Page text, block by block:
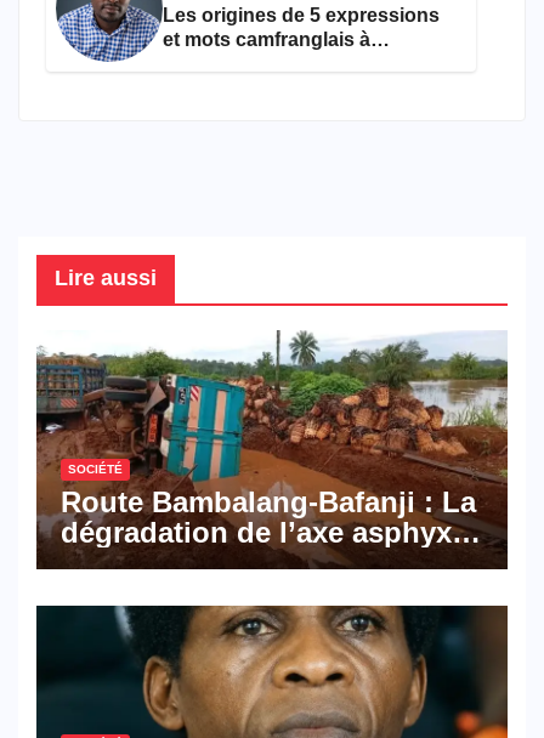
Les origines de 5 expressions
et mots camfranglais à
Lire aussi
SOCIÉTÉ
Route Bambalang-Bafanji : La
dégradation de l’axe asphyxie
les activités économiques